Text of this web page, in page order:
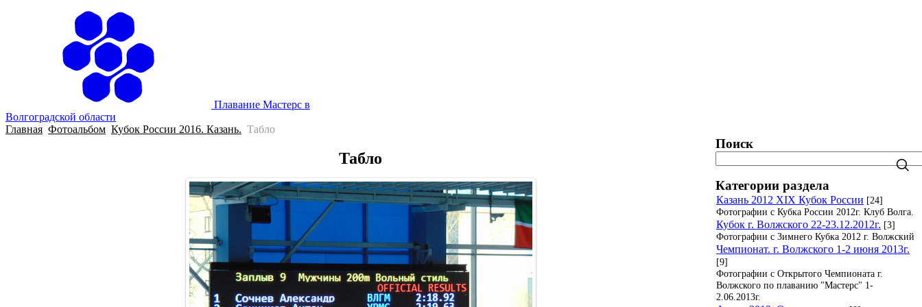
Плавание Мастерс в
Волгоградской области
Главная Фотоальбом Кубок России 2016. Казань. Табло
Табло
Поиск
Категории раздела
Казань 2012 XIX Кубок России [24]
Фотографии с Кубка России 2012г. Клуб Волга.
Кубок г. Волжского 22-23.12.2012г. [3]
Фотографии с Зимнего Кубка 2012 г. Волжский
Чемпионат. г. Волжского 1-2 июня 2013г.
[9]
Фотографии с Открытого Чемпионата г.
Волжского по плаванию "Мастерс" 1-
2.06.2013г.